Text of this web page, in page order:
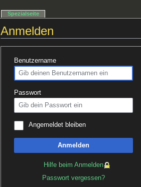
Anmelden
Benutzername
Passwort
Angemeldet bleiben
Anmelden
Hilfe beim Anmelden
Passwort vergessen?
Spezialseite